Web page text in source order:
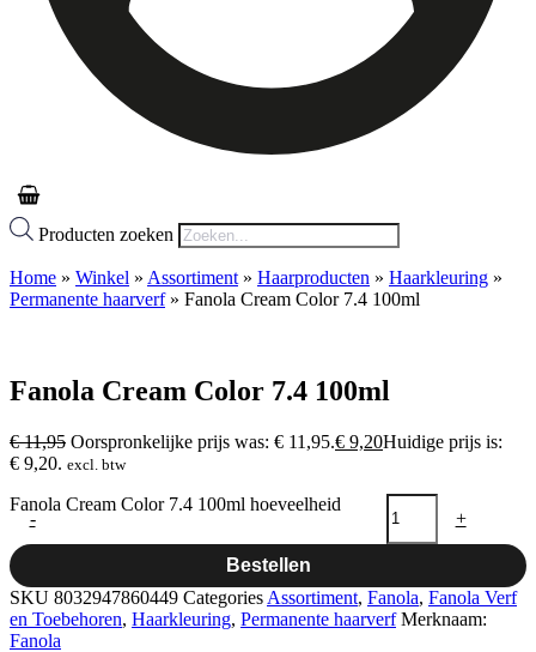
Producten zoeken
Home » Winkel » Assortiment » Haarproducten » Haarkleuring »
Permanente haarverf» Fanola Cream Color 7.4 100ml
Fanola Cream Color 7.4 100ml
€11,95 Oorspronkelijke prijs was: € 11,95.€ 9,20Huidige prijs is:
€ 9,20. excl. btw
-
Fanola Cream Color 7.4 100ml hoeveelheid
+
Bestellen
SKU 8032947860449 Categories Assortiment, Fanola, Fanola Verf
en Toebehoren, Haarkleuring, Permanente haarverf Merknaam:
Fanola